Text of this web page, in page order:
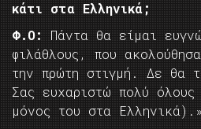
κάτι στα Ελληνικά;
Φ.Ο:
Πάντα θα είμαι
φιλάθλους, που
την πρώτη στιγμή. Δε θα
Σας ευχαριστώ πολύ
μόνος του στα Ελληνικά).»